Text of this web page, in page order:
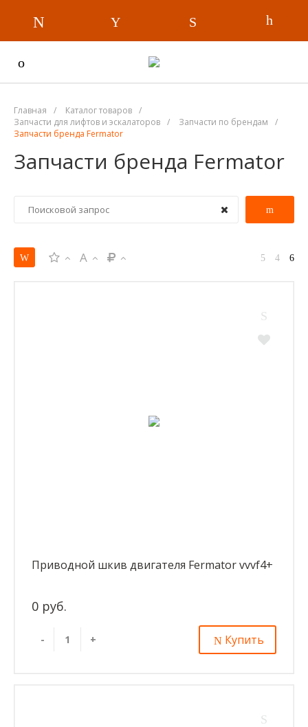
Главная / Каталог товаров /
Запчасти для лифтов и эскалаторов / Запчасти по брендам
/
Запчасти бренда Fermator
Запчасти бренда Fermator
A
Приводной шкив двигателя Fermator vvvf4+
0 руб.
- + Купить